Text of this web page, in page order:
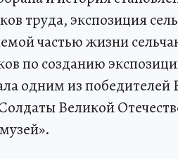
труда, экспозиция
частью жизни
по созданию
одним из победителей
Великой